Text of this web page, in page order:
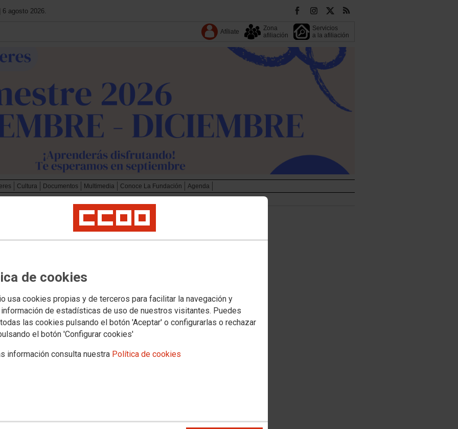
de cookies
usa cookies propias y de terceros para facilitar la navegación y
de estadísticas de uso de nuestros visitantes. Puedes
las cookies pulsando el botón 'Aceptar' o configurarlas o rechazar
el botón 'Configurar cookies'
información consulta nuestra Política de cookies
| 6 agosto 2026.
Afíliate
Zona
afiliación
Servicios
a la afiliación
Cultura Documentos Multimedia Conoce La Fundación
Agenda
Sociolaboral
los premios a la
2011
sus galardones en un acto en el que el recuerdo de la
presente
premios que concede la Fundación Sindical de Estudios
lugar en el Centro Abogados de Atocha, sirvió para
Y, como no, también a los premiados en su cuarta
lo expresó la directora de la FSE, Mar Fernández, que
en lo difícil que es en la actualidad que lo que le sucede
de comunicación.